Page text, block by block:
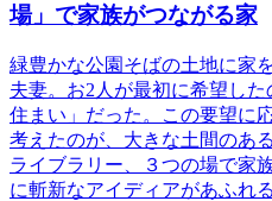
場」で家族がつながる家
緑豊かな公園そばの土地に家
夫妻。お2人が最初に希望し
住まい」だった。この要望に
考えたのが、大きな土間のあ
ライブラリー、３つの場で家
に斬新なアイディアがあふれ